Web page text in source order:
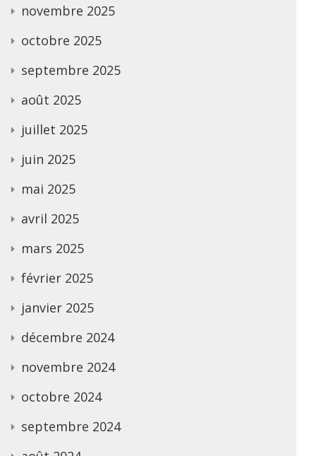
novembre 2025
octobre 2025
septembre 2025
août 2025
juillet 2025
juin 2025
mai 2025
avril 2025
mars 2025
février 2025
janvier 2025
décembre 2024
novembre 2024
octobre 2024
septembre 2024